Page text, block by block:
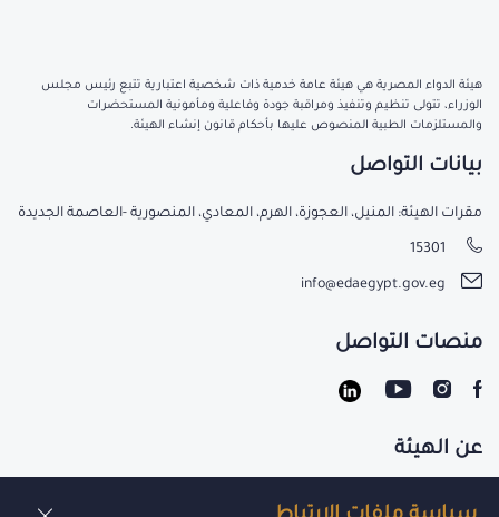
هيئة الدواء المصرية هي هيئة عامة خدمية ذات شخصية اعتبارية تتبع رئيس مجلس
الوزراء، تتولى تنظيم وتنفيذ ومراقبة جودة وفاعلية ومأمونية المستحضرات
والمستلزمات الطبية المنصوص عليها بأحكام قانون إنشاء الهيئة.
عن الهيئة
بيانات التواصل
مقرات الهيئة: المنيل، العجوزة، الهرم، المعادي، المنصورية -العاصمة الجديدة
15301
info@edaegypt.gov.eg
منصات التواصل